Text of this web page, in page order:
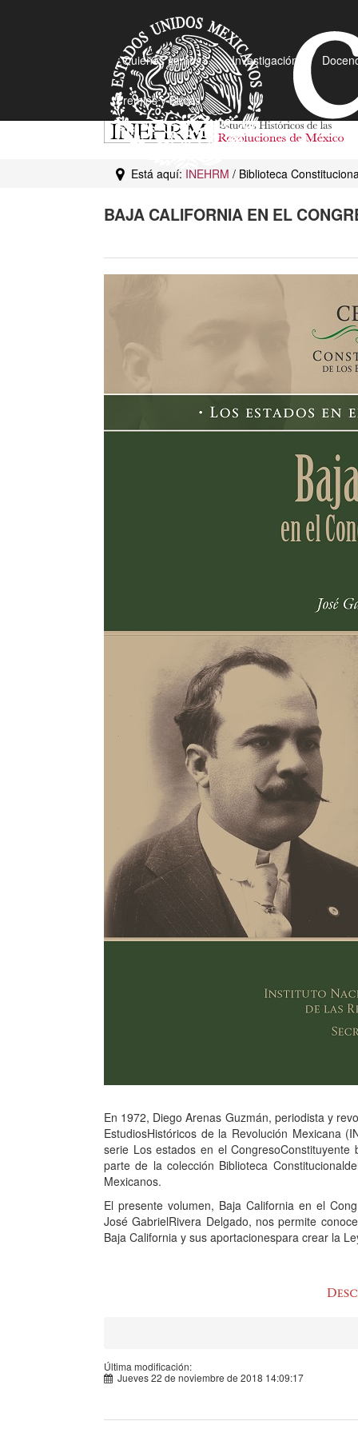
¿Quiénes somos? Investigación
Premios y Becas
Está aquí: INEHRM / Biblioteca
BAJA CALIFORNIA EN EL
En 1972, Diego Arenas Guzmán, periodista y
EstudiosHistóricos de la Revolución Mexicana
serie Los estados en el
parte de la colección Biblioteca
Mexicanos.
El presente volumen, Baja California en el
José GabrielRivera Delgado, nos permite
Baja California y sus aportacionespara crear la
Última modificación:
Jueves 22 de noviembre de 2018 14:09:17